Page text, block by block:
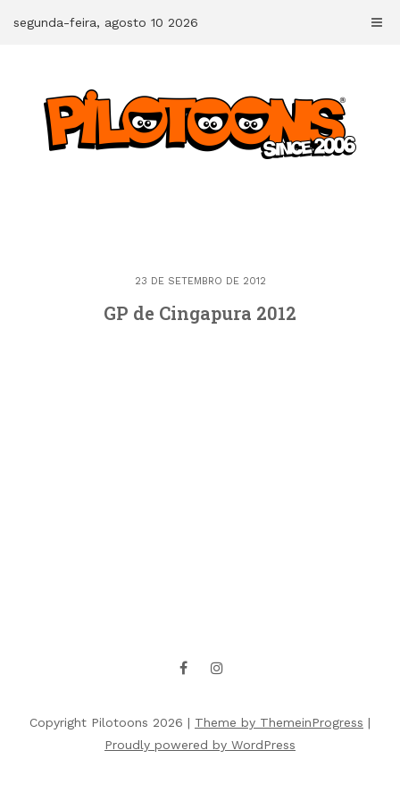
segunda-feira, agosto 10 2026
23 DE SETEMBRO DE 2012
GP de Cingapura 2012
Copyright Pilotoons 2026 | Theme by ThemeinProgress |
Proudly powered by WordPress